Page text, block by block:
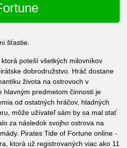
šťastie.
poteší všetkých milovníkov
dobrodružstvo. Hráč dostane
života na ostrovoch v
hlavným predmetom činnosti je
od ostatných hráčov, hladných
môže užívateľ sám by sa mal stať
za následok svojho ostrova na
Pirates Tide of Fortune online -
ktorá už registrovaných viac ako 11